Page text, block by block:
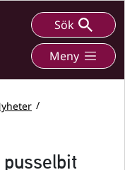
Sök
Meny